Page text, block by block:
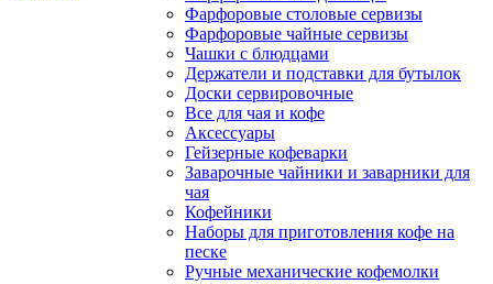
Фарфоровые столовые сервизы
Фарфоровые чайные сервизы
Чашки с блюдцами
Держатели и подставки для бутылок
Доски сервировочные
Все для чая и кофе
Аксессуары
Гейзерные кофеварки
Заварочные чайники и заварники для
чая
Кофейники
Наборы для приготовления кофе на
песке
Ручные механические кофемолки